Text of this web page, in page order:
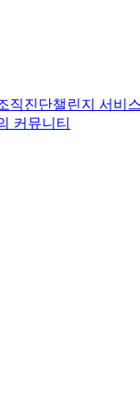
직진단챌린지 서비스
커뮤니티